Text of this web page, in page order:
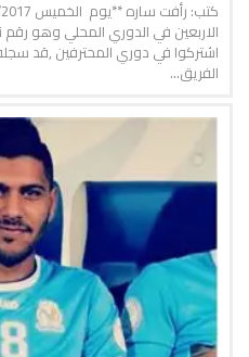
الاربعين في الدوري المحلي وهو رقم
الفريق…